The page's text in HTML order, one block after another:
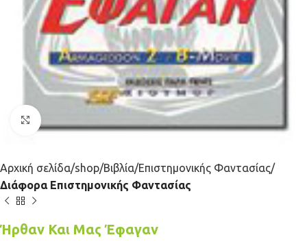
Κλικ για μεγέθυνση
Αρχική σελίδα shop Βιβλία Επιστημονικής Φαντασίας
Διάφορα Επιστημονικής Φαντασίας
Ήρθαν Και Μας Έφαγαν